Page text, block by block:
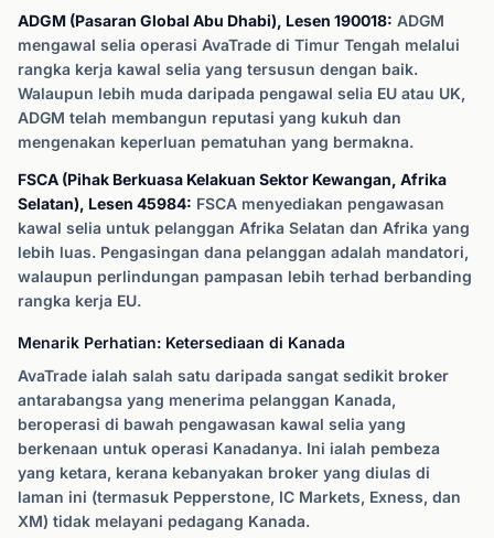
ADGM (Pasaran Global Abu Dhabi), Lesen 190018: ADGM
mengawal selia operasi AvaTrade di Timur Tengah melalui
rangka kerja kawal selia yang tersusun dengan baik.
Walaupun lebih muda daripada pengawal selia EU atau UK,
ADGM telah membangun reputasi yang kukuh dan
mengenakan keperluan pematuhan yang bermakna.
FSCA (Pihak Berkuasa Kelakuan Sektor Kewangan, Afrika
Selatan), Lesen 45984: FSCA menyediakan pengawasan
kawal selia untuk pelanggan Afrika Selatan dan Afrika yang
lebih luas. Pengasingan dana pelanggan adalah mandatori,
walaupun perlindungan pampasan lebih terhad berbanding
rangka kerja EU.
Menarik Perhatian: Ketersediaan di Kanada
AvaTrade ialah salah satu daripada sangat sedikit broker
antarabangsa yang menerima pelanggan Kanada,
beroperasi di bawah pengawasan kawal selia yang
berkenaan untuk operasi Kanadanya. Ini ialah pembeza
yang ketara, kerana kebanyakan broker yang diulas di
laman ini (termasuk Pepperstone, IC Markets, Exness, dan
XM) tidak melayani pedagang Kanada.